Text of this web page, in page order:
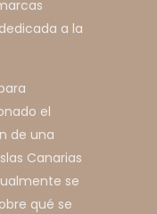
a la
el
de una
Canarias
se
qué se